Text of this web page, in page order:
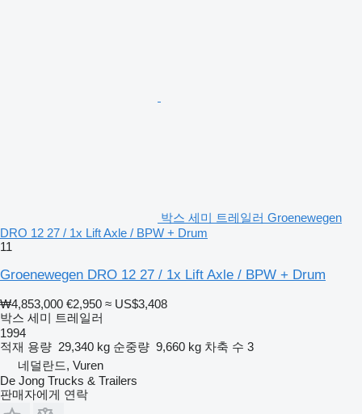
박스 세미 트레일러 Groenewegen
DRO 12 27 / 1x Lift Axle / BPW + Drum
11
Groenewegen DRO 12 27 / 1x Lift Axle / BPW + Drum
₩4,853,000 €2,950 ≈ US$3,408
박스 세미 트레일러
1994
적재 용량 29,340 kg 순중량 9,660 kg 차축 수 3
네덜란드, Vuren
De Jong Trucks & Trailers
판매자에게 연락